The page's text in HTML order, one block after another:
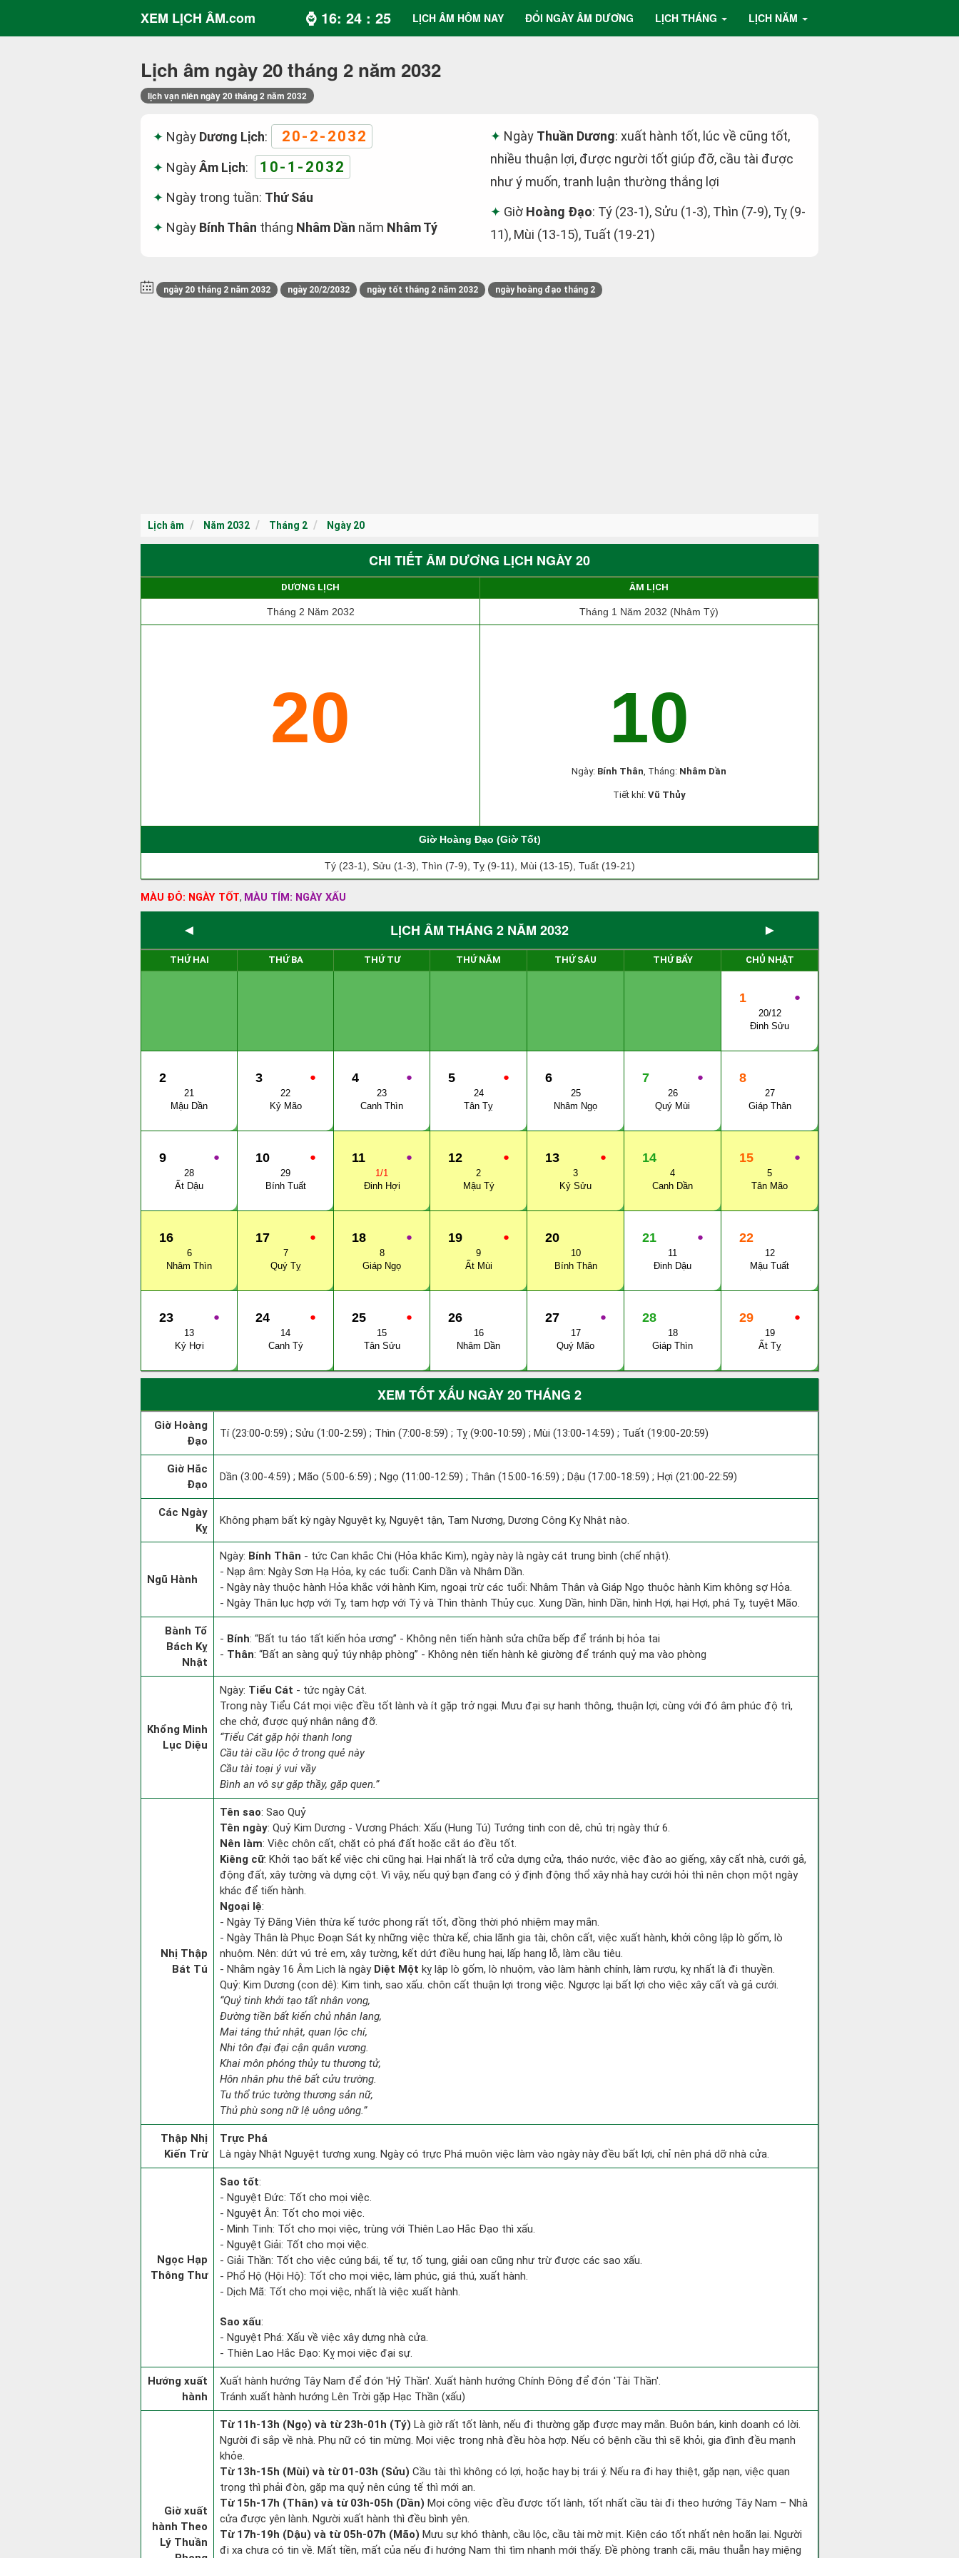
XEM LỊCH ÂM.com ⌚ 16: 24 : 25 LỊCH ÂM HÔM NAY ĐỔI NGÀY ÂM DƯƠNG LỊCH THÁNG LỊCH NĂM
Lịch âm ngày 20 tháng 2 năm 2032
lịch vạn niên ngày 20 tháng 2 năm 2032
Ngày Dương Lịch: 20-2-2032
NgàyÂm Lịch: 10-1-2032
Ngày trong tuần: Thứ Sáu
Ngày Bính Thân tháng Nhâm Dần năm Nhâm Tý
Ngày Thuần Dương: xuất hành tốt, lúc về cũng tốt,
nhiều thuận lợi, được người tốt giúp đỡ, cầu tài được
như ý muốn, tranh luận thường thắng lợi
Giờ Hoàng Đạo: Tý (23-1), Sửu (1-3), Thìn (7-9), Tỵ (9-
11), Mùi (13-15), Tuất (19-21)
ngày 20 tháng 2 năm 2032 ngày 20/2/2032 ngày tốt tháng 2 năm 2032 ngày hoàng đạo tháng 2
Lịch âm Năm 2032 Tháng 2 Ngày 20
CHI TIẾT ÂM DƯƠNG LỊCH NGÀY 20
DƯƠNG LỊCH ÂM LỊCH
Tháng 2 Năm 2032 Tháng 1 Năm 2032 (Nhâm Tý)
20 10
Ngày: Bính Thân, Tháng: Nhâm Dần
Tiết khí: Vũ Thủy
Giờ Hoàng Đạo (Giờ Tốt)
Tý (23-1), Sửu (1-3), Thìn (7-9), Tỵ (9-11), Mùi (13-15), Tuất (19-21)
MÀU ĐỎ: NGÀY TỐT, MÀU TÍM: NGÀY XẤU
◄ LỊCH ÂM THÁNG 2 NĂM 2032 ►
THỨ HAI THỨ BA THỨ TƯ THỨ NĂM THỨ SÁU THỨ BẨY CHỦ NHẬT
●
1
20/12
Đinh Sửu
2
21
Mậu Dần
●
3
22
Kỷ Mão
●
4
23
Canh Thìn
●
5
24
Tân Tỵ
6
25
Nhâm Ngọ
●
7
26
Quý Mùi
8
27
Giáp Thân
●
9
28
Ất Dậu
●
10
29
Bính Tuất
●
11
1/1
Đinh Hợi
●
12
2
Mậu Tý
●
13
3
Kỷ Sửu
14
4
Canh Dần
●
15
5
Tân Mão
16
6
Nhâm Thìn
●
17
7
Quý Tỵ
●
18
8
Giáp Ngọ
●
19
9
Ất Mùi
20
10
Bính Thân
●
21
11
Đinh Dậu
22
12
Mậu Tuất
●
23
13
Kỷ Hợi
●
24
14
Canh Tý
●
25
15
Tân Sửu
26
16
Nhâm Dần
●
27
17
Quý Mão
28
18
Giáp Thìn
●
29
19
Ất Tỵ
XEM TỐT XẤU NGÀY 20 THÁNG 2
Giờ Hoàng
Đạo
Tí (23:00-0:59) ; Sửu (1:00-2:59) ; Thìn (7:00-8:59) ; Tỵ (9:00-10:59) ; Mùi (13:00-14:59) ; Tuất (19:00-20:59)
Giờ Hắc
Đạo
Dần (3:00-4:59) ; Mão (5:00-6:59) ; Ngọ (11:00-12:59) ; Thân (15:00-16:59) ; Dậu (17:00-18:59) ; Hợi (21:00-22:59)
Các Ngày
Kỵ
Không phạm bất kỳ ngày Nguyệt kỵ, Nguyệt tận, Tam Nương, Dương Công Kỵ Nhật nào.
Ngũ Hành
Ngày: Bính Thân - tức Can khắc Chi (Hỏa khắc Kim), ngày này là ngày cát trung bình (chế nhật).
- Nạp âm: Ngày Sơn Hạ Hỏa, kỵ các tuổi: Canh Dần và Nhâm Dần.
- Ngày này thuộc hành Hỏa khắc với hành Kim, ngoại trừ các tuổi: Nhâm Thân và Giáp Ngọ thuộc hành Kim không sợ Hỏa.
- Ngày Thân lục hợp với Tỵ, tam hợp với Tý và Thìn thành Thủy cục. Xung Dần, hình Dần, hình Hợi, hại Hợi, phá Tỵ, tuyệt Mão.
Bành Tổ
Bách Kỵ
Nhật
- Bính: “Bất tu táo tất kiến hỏa ương” - Không nên tiến hành sửa chữa bếp để tránh bị hỏa tai
- Thân: “Bất an sàng quỷ túy nhập phòng” - Không nên tiến hành kê giường để tránh quỷ ma vào phòng
Khổng Minh
Lục Diệu
Ngày: Tiểu Cát - tức ngày Cát.
Trong này Tiểu Cát mọi việc đều tốt lành và ít gặp trở ngại. Mưu đại sự hanh thông, thuận lợi, cùng với đó âm phúc độ trì,
che chở, được quý nhân nâng đỡ.
“Tiểu Cát gặp hội thanh long
Cầu tài cầu lộc ở trong quẻ này
Cầu tài toại ý vui vầy
Bình an vô sự gặp thầy, gặp quen.”
Nhị Thập
Bát Tú
Tên sao: Sao Quỷ
Tên ngày: Quỷ Kim Dương - Vương Phách: Xấu (Hung Tú) Tướng tinh con dê, chủ trị ngày thứ 6.
Nên làm: Việc chôn cất, chặt cỏ phá đất hoặc cắt áo đều tốt.
Kiêng cữ: Khởi tạo bất kể việc chi cũng hại. Hại nhất là trổ cửa dựng cửa, tháo nước, việc đào ao giếng, xây cất nhà, cưới gả,
động đất, xây tường và dựng cột. Vì vậy, nếu quý bạn đang có ý định động thổ xây nhà hay cưới hỏi thì nên chọn một ngày
khác để tiến hành.
Ngoại lệ:
- Ngày Tý Đăng Viên thừa kế tước phong rất tốt, đồng thời phó nhiệm may mắn.
- Ngày Thân là Phục Đoạn Sát kỵ những việc thừa kế, chia lãnh gia tài, chôn cất, việc xuất hành, khởi công lập lò gốm, lò
nhuộm. Nên: dứt vú trẻ em, xây tường, kết dứt điều hung hại, lấp hang lỗ, làm cầu tiêu.
- Nhằm ngày 16 Âm Lịch là ngày Diệt Một kỵ lập lò gốm, lò nhuộm, vào làm hành chính, làm rượu, kỵ nhất là đi thuyền.
Quỷ: Kim Dương (con dê): Kim tinh, sao xấu. chôn cất thuận lợi trong việc. Ngược lại bất lợi cho việc xây cất và gả cưới.
“Quỷ tinh khởi tạo tất nhân vong,
Đường tiền bất kiến chủ nhân lang,
Mai táng thử nhật, quan lộc chí,
Nhi tôn đại đại cận quân vương.
Khai môn phóng thủy tu thương tử,
Hôn nhân phu thê bất cửu trường.
Tu thổ trúc tường thương sản nữ,
Thủ phù song nữ lệ uông uông.”
Thập Nhị
Kiến Trừ
Trực Phá
Là ngày Nhật Nguyệt tương xung. Ngày có trực Phá muôn việc làm vào ngày này đều bất lợi, chỉ nên phá dỡ nhà cửa.
Ngọc Hạp
Thông Thư
Sao tốt:
- Nguyệt Đức: Tốt cho mọi việc.
- Nguyệt Ân: Tốt cho mọi việc.
- Minh Tinh: Tốt cho mọi việc, trùng với Thiên Lao Hắc Đạo thì xấu.
- Nguyệt Giải: Tốt cho mọi việc.
- Giải Thần: Tốt cho việc cúng bái, tế tự, tố tụng, giải oan cũng như trừ được các sao xấu.
- Phổ Hộ (Hội Hộ): Tốt cho mọi việc, làm phúc, giá thú, xuất hành.
- Dịch Mã: Tốt cho mọi việc, nhất là việc xuất hành.
Sao xấu:
- Nguyệt Phá: Xấu về việc xây dựng nhà cửa.
- Thiên Lao Hắc Đạo: Kỵ mọi việc đại sự.
Hướng xuất
hành
Xuất hành hướng Tây Nam để đón 'Hỷ Thần'. Xuất hành hướng Chính Đông để đón 'Tài Thần'.
Tránh xuất hành hướng Lên Trời gặp Hạc Thần (xấu)
Giờ xuất
hành Theo
Lý Thuần
Từ 11h-13h (Ngọ) và từ 23h-01h (Tý) Là giờ rất tốt lành, nếu đi thường gặp được may mắn. Buôn bán, kinh doanh có lời.
Người đi sắp về nhà. Phụ nữ có tin mừng. Mọi việc trong nhà đều hòa hợp. Nếu có bệnh cầu thì sẽ khỏi, gia đình đều mạnh
khỏe.
Từ 13h-15h (Mùi) và từ 01-03h (Sửu) Cầu tài thì không có lợi, hoặc hay bị trái ý. Nếu ra đi hay thiệt, gặp nạn, việc quan
trọng thì phải đòn, gặp ma quỷ nên cúng tế thì mới an.
Từ 15h-17h (Thân) và từ 03h-05h (Dần) Mọi công việc đều được tốt lành, tốt nhất cầu tài đi theo hướng Tây Nam – Nhà
cửa được yên lành. Người xuất hành thì đều bình yên.
Từ 17h-19h (Dậu) và từ 05h-07h (Mão) Mưu sự khó thành, cầu lộc, cầu tài mờ mịt. Kiện cáo tốt nhất nên hoãn lại. Người
đi xa chưa có tin về. Mất tiền, mất của nếu đi hướng Nam thì tìm nhanh mới thấy. Đề phòng tranh cãi, mâu thuẫn hay miệng